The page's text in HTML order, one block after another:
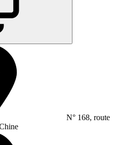
N° 168, route